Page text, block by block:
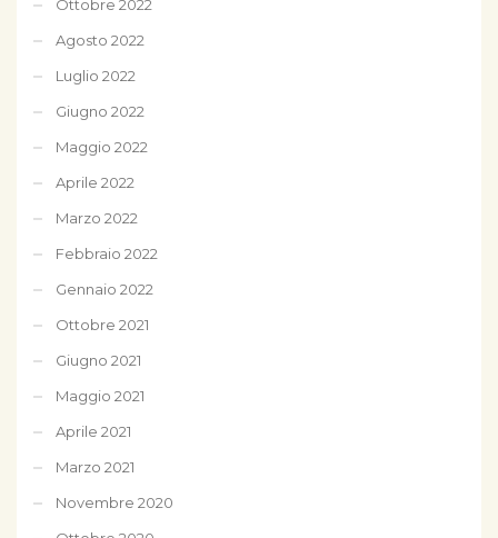
Ottobre 2022
Agosto 2022
Luglio 2022
Giugno 2022
Maggio 2022
Aprile 2022
Marzo 2022
Febbraio 2022
Gennaio 2022
Ottobre 2021
Giugno 2021
Maggio 2021
Aprile 2021
Marzo 2021
Novembre 2020